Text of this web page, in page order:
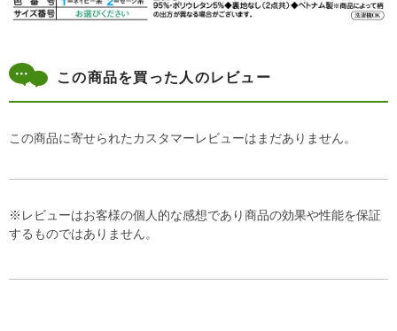
この商品を買った人のレビュー
この商品に寄せられたカスタマーレビューはまだありません。
※レビューはお客様の個人的な感想であり商品の効果や性能を保証
するものではありません。